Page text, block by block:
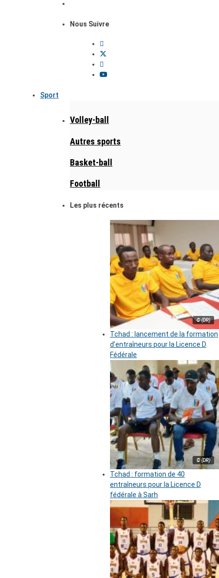
Nous Suivre
Sport
Volley-ball
Autres sports
Basket-ball
Football
Les plus récents
© (DR)
Tchad : lancement de la formation
d’entraîneurs pour la Licence D
Fédérale
© (DR)
Tchad : formation de 40
entraîneurs pour la Licence D
fédérale à Sarh